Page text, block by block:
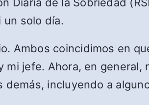
un solo día.
Ambos coincidimos en
mi jefe. Ahora, en
incluyendo a